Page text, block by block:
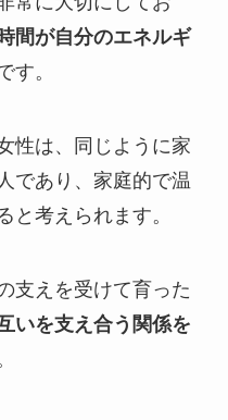
間が自分のエネルギ
す。
性は、同じように家
であり、家庭的で温
と考えられます。
支えを受けて育った
いを支え合う関係を